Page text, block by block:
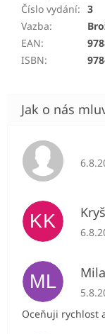
Číslo vydání: 3
Vazba:
EAN:
ISBN:
KK
ML
Oceňuji rychlost